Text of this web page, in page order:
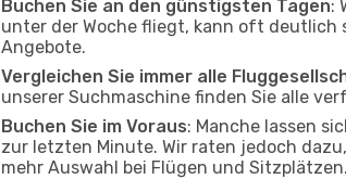
Buchen Sie an den günstigsten Tagen:
unter der Woche fliegt, kann oft deutlich
Angebote.
Vergleichen Sie immer alle
unserer Suchmaschine finden Sie alle
Buchen Sie im Voraus: Manche lassen
zur letzten Minute. Wir raten jedoch
mehr Auswahl bei Flügen und Sitzplätzen.